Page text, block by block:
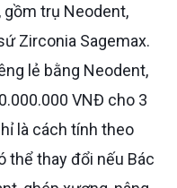
trụ Neodent,
Zirconia Sagemax.
lẻ bằng Neodent,
VNĐ cho 3
là cách tính theo
thể thay đổi nếu Bác